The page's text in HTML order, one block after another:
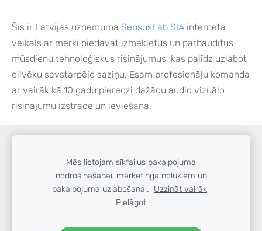
Šis ir Latvijas uzņēmuma SensusLab SIA interneta
veikals ar mērķi piedāvāt izmeklētus un pārbaudītus
mūsdienu tehnoloģiskus risinājumus, kas palīdz uzlabot
cilvēku savstarpējo saziņu. Esam profesionāļu komanda
ar vairāk kā 10 gadu pieredzi dažādu audio vizuālo
risinājumu izstrādē un ieviešanā.
Visas cenas norādītas ar 21% PVN.
SensusLab SIA, sensus@sensuslab.lv© 2026
Liliju iela 20, Mārupe, LV-2167,
LV40103262104,6746 1400
Mēs lietojam sīkfailus pakalpojuma
nodrošināšanai, mārketinga nolūkiem un
pakalpojuma uzlabošanai. Uzzināt vairāk
Pielāgot